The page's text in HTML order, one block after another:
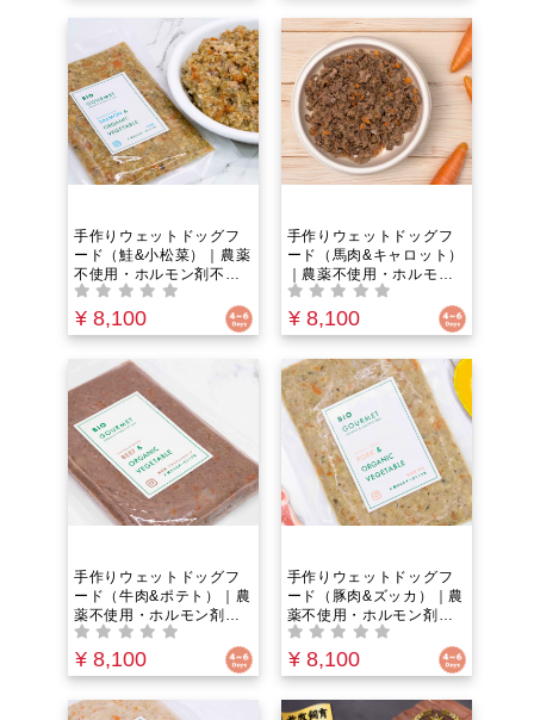
つ煮込んだうまみ100%の
贅沢スープ。グレインフ
リー＆ヒューマングレー
ドでペットにやさしい。
85℃以下の低温調理 で栄
養成分ぎっしり！
フリー＆ヒューマングレ
ードでペットにやさし
い。85℃以下の低温調
理 で栄養成分ぎっしり！
手作りウェットドッグフ
ード（鮭&小松菜）｜農薬
不使用・ホルモン剤不使
用・抗生物質フリー｜野
菜とお肉の水分のみ！う
まみ100%のウェットフー
ューマングレードでペッ
トにやさしい。85℃以下
の低温調理 で栄養成分ぎ
っしり！
¥ 8,100
手作りウェットドッグフ
ード（馬肉&キャロット）
｜農薬不使用・ホルモン
剤不使用・抗生物質フリ
ー｜野菜とお肉の水分の
み！うまみ100%のウェッ
ー＆ヒューマングレード
でペットにやさしい。
85℃以下の低温調理 で栄
養成分ぎっしり！
¥ 8,100
手作りウェットドッグフ
ード（牛肉&ポテト）｜農
薬不使用・ホルモン剤不
使用・抗生物質フリー｜
野菜とお肉の水分のみ！
うまみ100%のウェットフ
ヒューマングレードでペ
¥ 8,100
手作りウェットドッグフ
ード（豚肉&ズッカ）｜農
薬不使用・ホルモン剤不
使用・抗生物質フリー｜
野菜とお肉の水分のみ！
うまみ100%のウェットフ
ヒューマングレードでペ
¥ 8,100